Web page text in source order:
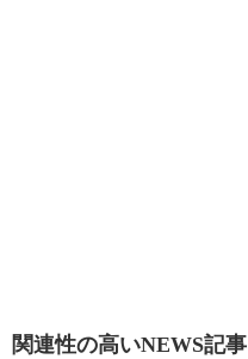
関連性の高いNEWS記事